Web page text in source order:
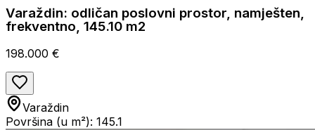
Varaždin: odličan poslovni prostor, namješten,
frekventno, 145.10 m2
198.000 €
Varaždin
Površina (u m²): 145.1